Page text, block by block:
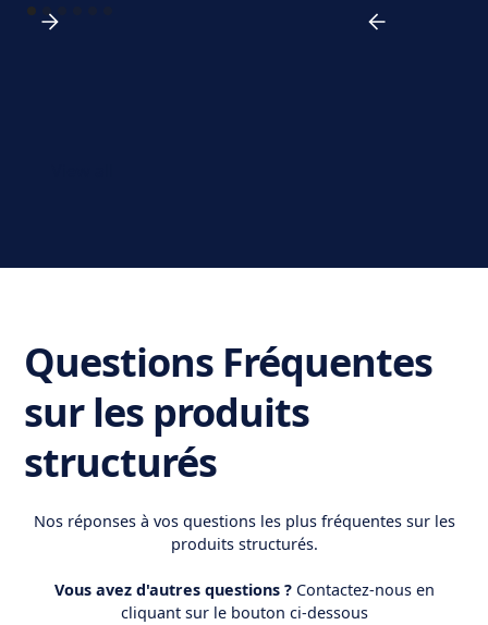
Questions Fréquentes
sur les produits
structurés
Nos réponses à vos questions les plus fréquentes sur les
produits structurés.
Vous avez d'autres questions ? Contactez-nous en
cliquant sur le bouton ci-dessous